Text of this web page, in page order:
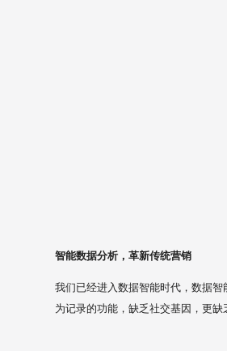
智能数据分析，革新传统营销
我们已经进入数据智能时代，数据
为记录的功能，缺乏社交基因，更缺